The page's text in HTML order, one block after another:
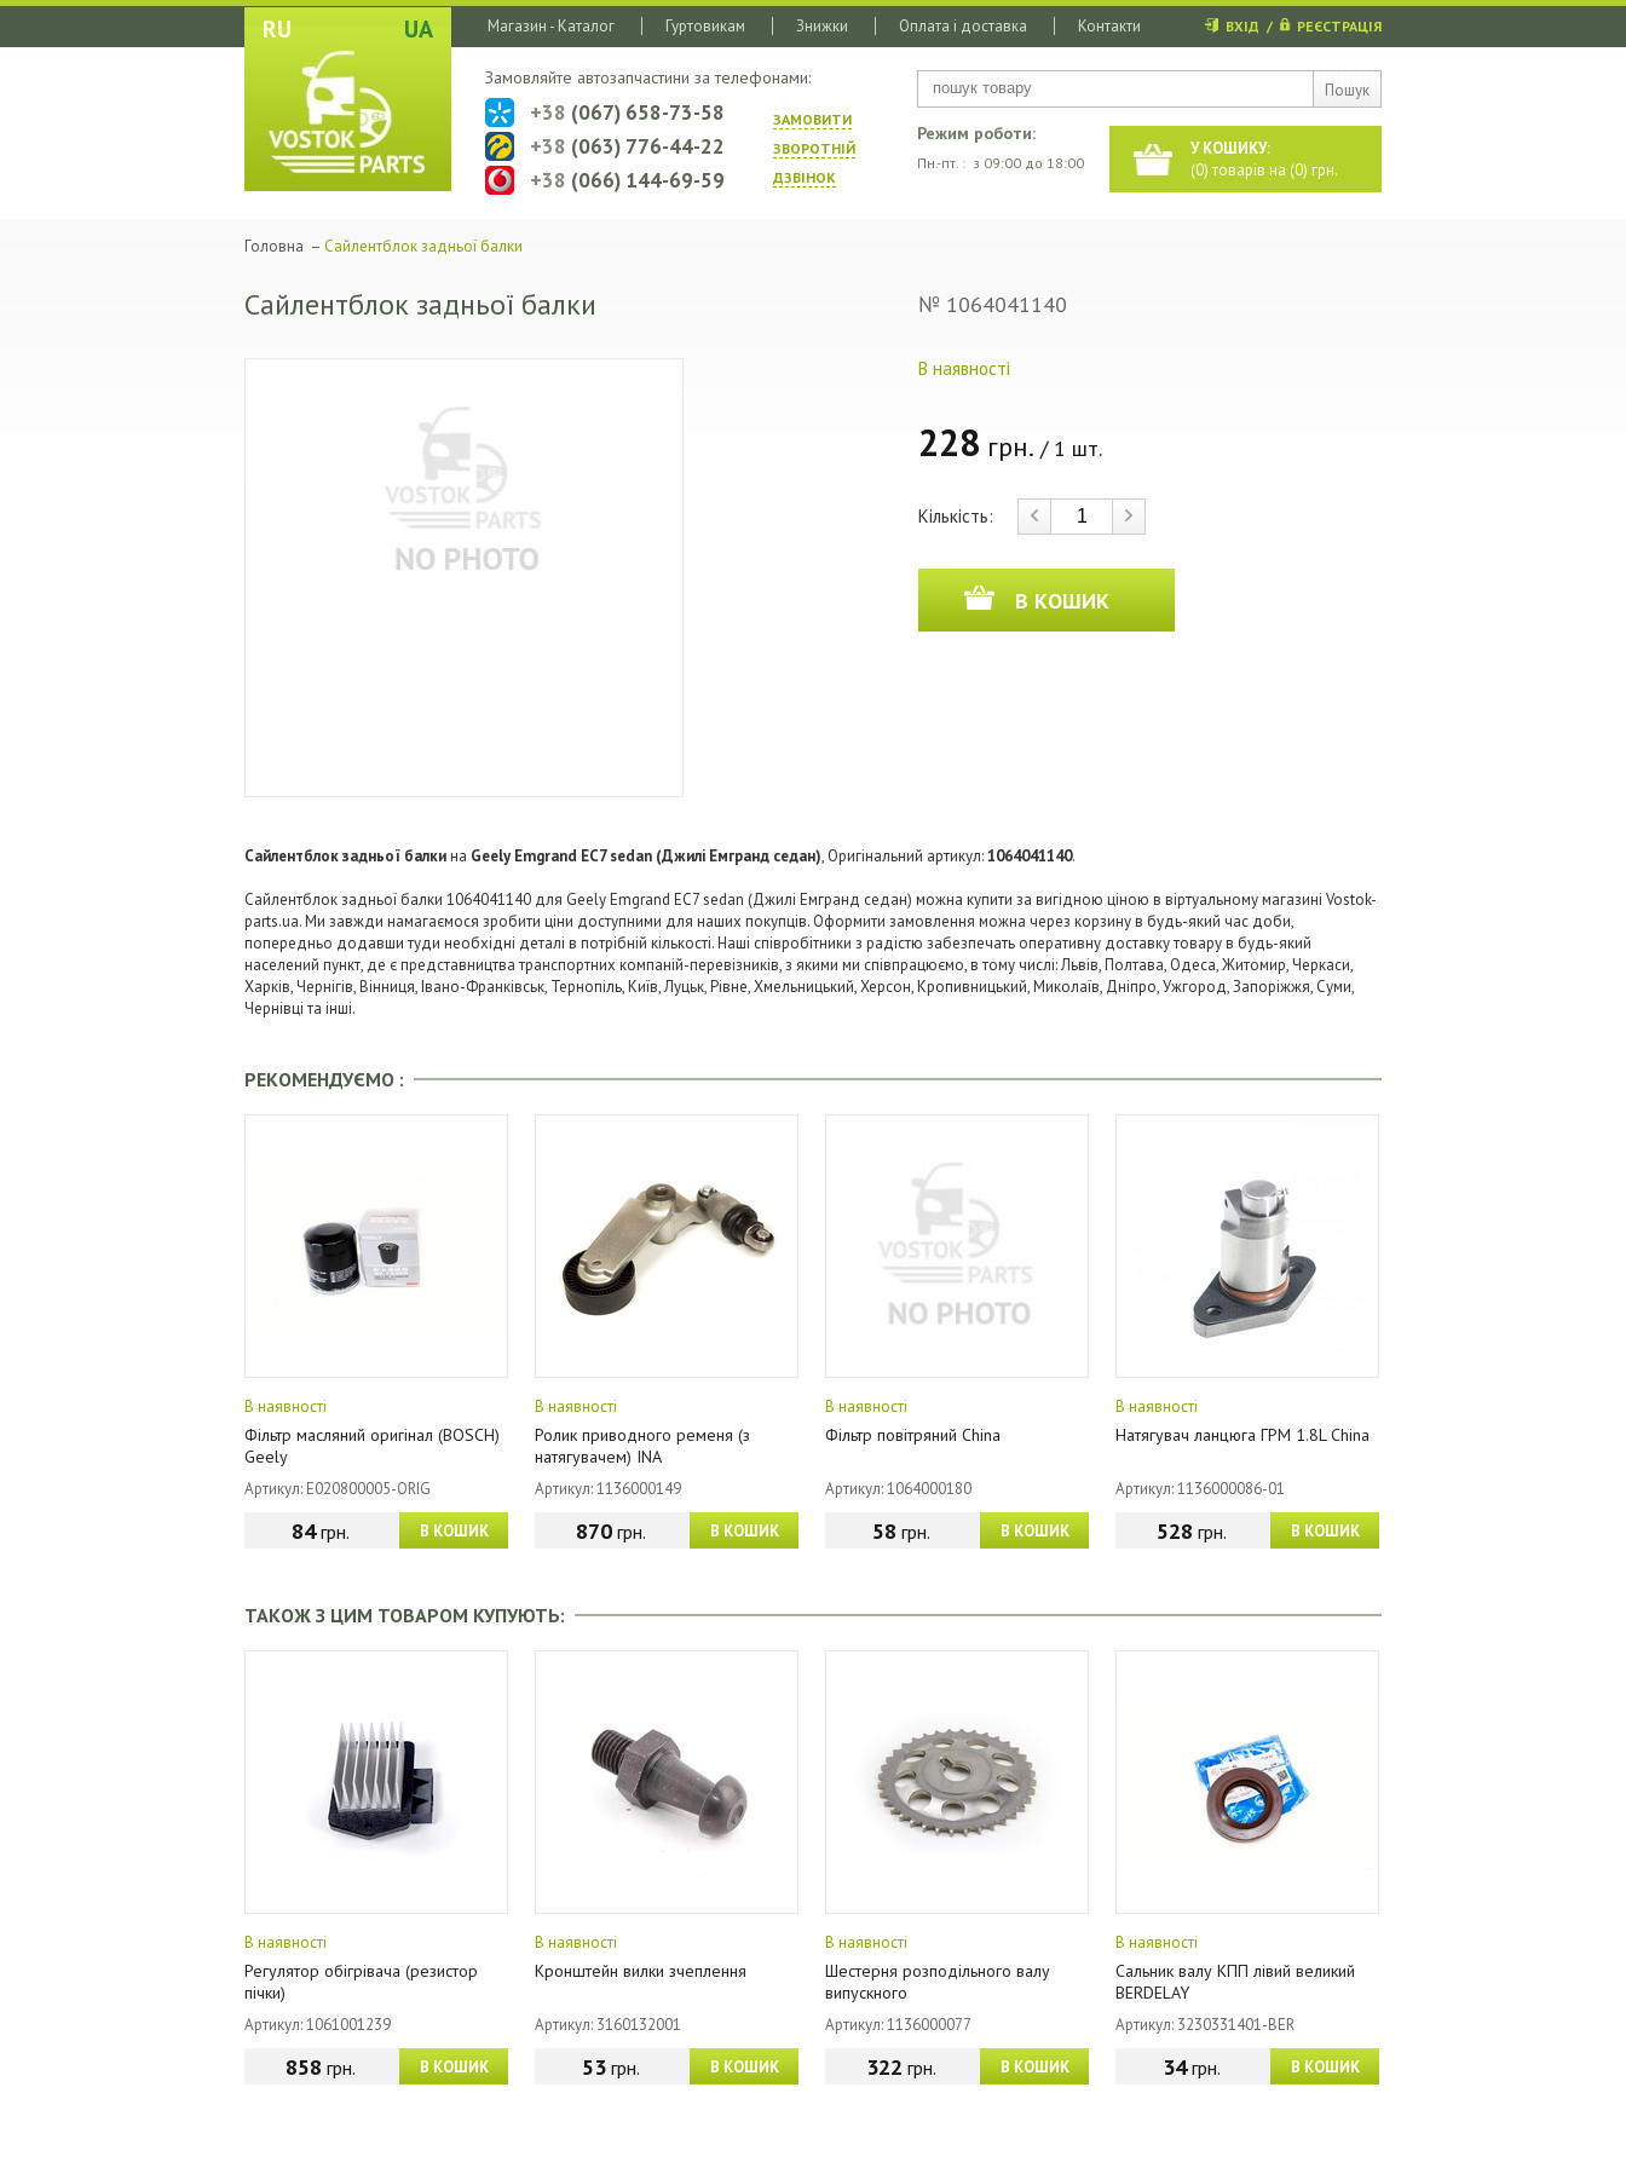
RU UA
Пошук
Магазин - Каталог Гуртовикам Знижки Оплата і доставка Контакти ВХІД / РЕЄСТРАЦІЯ
У КОШИКУ:
(0) товарів на (0) грн.
Режим роботи:
Пн.-пт. : з 09:00 до 18:00
Замовляйте автозапчастини за телефонами:
ЗАМОВИТИ
ЗВОРОТНIЙ
ДЗВIНОК
+38 (067) 658-73-58
+38 (063) 776-44-22
+38 (066) 144-69-59
Головна – Сайлентблок задньої балки
Сайлентблок задньої балки № 1064041140
В наявності
228 грн. / 1 шт.
Кількість:
В КОШИК
Сайлентблок задньої балкина Geely Emgrand EC7 sedan (Джилі Емгранд седан), Оригінальний артикул:1064041140.
Сайлентблок задньої балки 1064041140 для Geely Emgrand EC7 sedan (Джилі Емгранд седан) можна купити за вигідною ціною в віртуальному магазині Vostok-
parts.ua. Ми завжди намагаємося зробити ціни доступними для наших покупців. Оформити замовлення можна через корзину в будь-який час доби,
попередньо додавши туди необхідні деталі в потрібній кількості. Наші співробітники з радістю забезпечать оперативну доставку товару в будь-який
населений пункт, де є представництва транспортних компаній-перевізників, з якими ми співпрацюємо, в тому числі: Львів, Полтава, Одеса, Житомир, Черкаси,
Харків, Чернігів, Вінниця, Івано-Франківськ, Тернопіль, Київ, Луцьк, Рівне, Хмельницький, Херсон, Кропивницький, Миколаїв, Дніпро, Ужгород, Запоріжжя, Суми,
Чернівці та інші.
РЕКОМЕНДУЄМО :
В наявності
Фільтр масляний оригінал (BOSCH)
Geely
Артикул: E020800005-ORIG
В КОШИК
84грн.
В наявності
Ролик приводного ременя (з
натягувачем) INA
Артикул: 1136000149
В КОШИК
870грн.
В наявності
Фільтр повітряний China
Артикул: 1064000180
В КОШИК
58 грн.
В наявності
Натягувач ланцюга ГРМ 1.8L China
Артикул: 1136000086-01
В КОШИК
528 грн.
ТАКОЖ З ЦИМ ТОВАРОМ КУПУЮТЬ:
В наявності
Регулятор обігрівача (резистор
пічки)
Артикул: 1061001239
В КОШИК
858 грн.
В наявності
Кронштейн вилки зчеплення
Артикул: 3160132001
В КОШИК
53грн.
В наявності
Шестерня розподільного валу
випускного
Артикул: 1136000077
В КОШИК
322 грн.
В наявності
Сальник валу КПП лівий великий
BERDELAY
Артикул: 3230331401-BER
В КОШИК
34грн.